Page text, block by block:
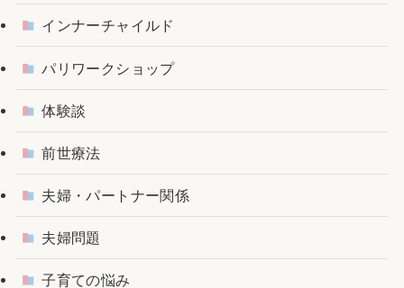
インナーチャイルド
パリワークショップ
体験談
前世療法
夫婦・パートナー関係
夫婦問題
子育ての悩み